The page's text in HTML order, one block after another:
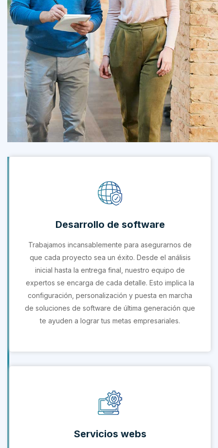
Desarrollo de software
Trabajamos incansablemente para asegurarnos de
que cada proyecto sea un éxito. Desde el análisis
inicial hasta la entrega final, nuestro equipo de
expertos se encarga de cada detalle. Esto implica la
configuración, personalización y puesta en marcha
de soluciones de software de última generación que
te ayuden a lograr tus metas empresariales.
Servicios webs